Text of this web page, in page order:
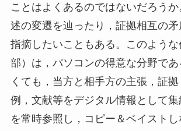
ことはよくあるのではないだろう
述の変遷を辿ったり，証拠相互の
指摘したいこともある。このよう
部）は，パソコンの得意な分野で
くても，当方と相手方の主張，証拠
例，文献等をデジタル情報として集
を常時参照し，コピー＆ベイスト